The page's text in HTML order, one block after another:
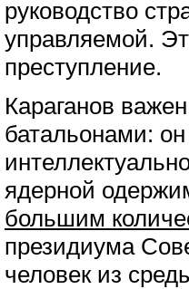
руководство
управляемой.
преступление.
Караганов
батальонами:
ядерной
большим
президиума
человек из